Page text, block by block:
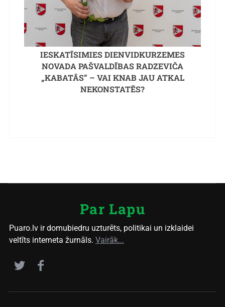
IESKATĪSIMIES DIENVIDKURZEMES
NOVADA PAŠVALDĪBAS RADZEVIČA
„KABATĀS” – VAI KNAB JAU ATKAL
NEKONSTATĒS?
Par Lapu
Puaro.lv ir domubiedru uzturēts, politikai un izklaidei
veltīts interneta žurnāls. Vairāk...